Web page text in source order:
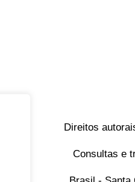
Direitos
Consultas e